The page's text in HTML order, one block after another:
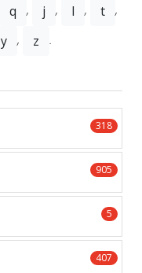
q , j , l , t ,
y , z .
318
905
5
407